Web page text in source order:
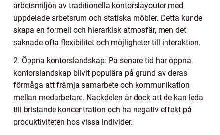
arbetsmiljön av traditionella kontorslayouter med
uppdelade arbetsrum och statiska möbler. Detta kunde
skapa en formell och hierarkisk atmosfär, men det
saknade ofta flexibilitet och möjligheter till interaktion.
2. Öppna kontorslandskap: På senare tid har öppna
kontorslandskap blivit populära på grund av deras
förmåga att främja samarbete och kommunikation
mellan medarbetare. Nackdelen är dock att de kan leda
till bristande koncentration och ha negativ effekt på
produktiviteten hos vissa individer.